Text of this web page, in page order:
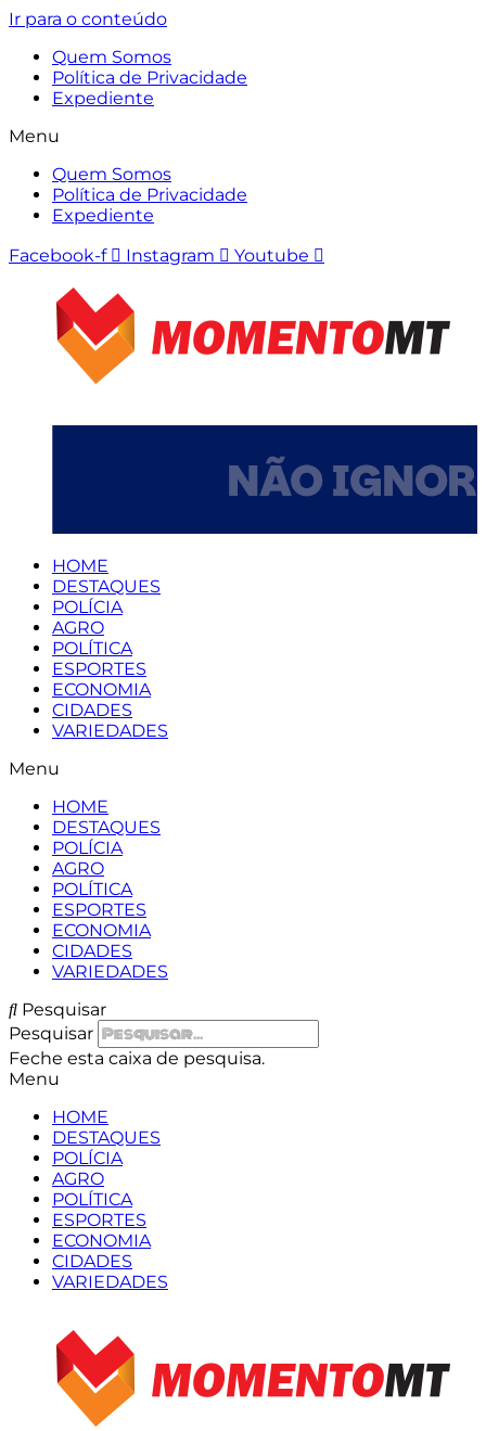
Ir para o conteúdo
Quem Somos
Política de Privacidade
Expediente
Menu
Quem Somos
Política de Privacidade
Expediente
Facebook-f
Instagram Youtube
HOME
DESTAQUES
POLÍCIA
AGRO
POLÍTICA
ESPORTES
ECONOMIA
CIDADES
VARIEDADES
Menu
HOME
DESTAQUES
POLÍCIA
AGRO
POLÍTICA
ESPORTES
ECONOMIA
CIDADES
VARIEDADES
Pesquisar
Pesquisar
Feche esta caixa de pesquisa.
Menu
HOME
DESTAQUES
POLÍCIA
AGRO
POLÍTICA
ESPORTES
ECONOMIA
CIDADES
VARIEDADES